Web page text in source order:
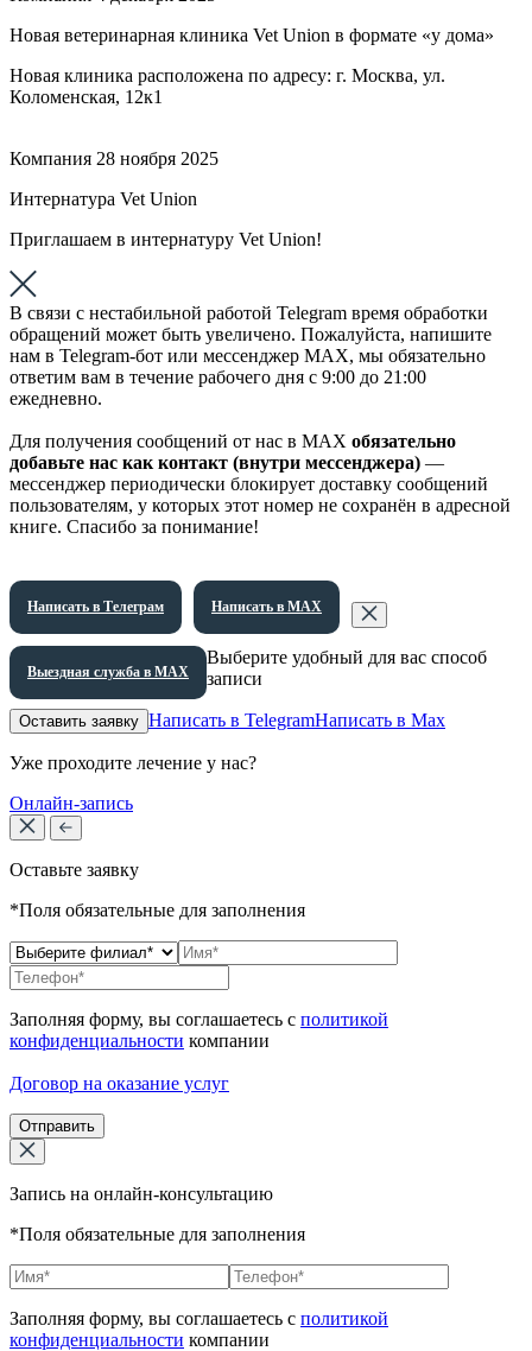
Новая ветеринарная клиника Vet Union в формате «у дома»
Новая клиника расположена по адресу: г. Москва, ул.
Коломенская, 12к1
Компания 28 ноября 2025
Интернатура Vet Union
Приглашаем в интернатуру Vet Union!
В связи с нестабильной работой Telegram время обработки
обращений может быть увеличено. Пожалуйста, напишите
нам в Telegram-бот или мессенджер МАХ, мы обязательно
ответим вам в течение рабочего дня с 9:00 до 21:00
ежедневно.
Для получения сообщений от нас в МАХ обязательно
добавьте нас как контакт (внутри мессенджера) —
мессенджер периодически блокирует доставку сообщений
пользователям, у которых этот номер не сохранён в адресной
книге. Спасибо за понимание!
Написать в Телеграм Написать в МАХ
Выездная служба в МАХ
Выберите удобный для вас способ
записи
Оставить заявку Написать в TelegramНаписать в Max
Уже проходите лечение у нас?
Онлайн-запись
Оставьте заявку
*Поля обязательные для заполнения
Заполняя форму, вы соглашаетесь с политикой
конфиденциальности компании
Договор на оказание услуг
Отправить
Запись на онлайн-консультацию
*Поля обязательные для заполнения
Заполняя форму, вы соглашаетесь с политикой
конфиденциальности компании